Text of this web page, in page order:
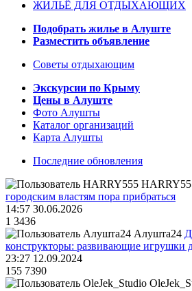
ЖИЛЬЁ ДЛЯ ОТДЫХАЮЩИХ
Подобрать жилье в Алуште
Разместить объявление
Советы отдыхающим
Экскурсии по Крыму
Цены в Алуште
Фото Алушты
Каталог организаций
Карта Алушты
Последние обновления
городским властям пора прибраться
14:57 30.06.2026
1 3436
Алушта24
конструкторы: развивающие игрушки
23:27 12.09.2024
155 7390